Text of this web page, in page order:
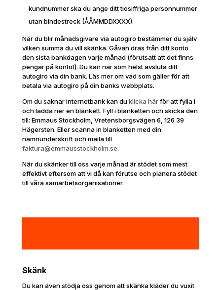
kundnummer ska du ange ditt tiosiffriga personnummer
utan bindestreck (ÅÅMMDDXXXX).
När du blir månadsgivare via autogiro bestämmer du själv
vilken summa du vill skänka. Gåvan dras från ditt konto
den sista bankdagen varje månad (förutsatt att det finns
pengar på kontot). Du kan när som helst avsluta ditt
autogiro via din bank. Läs mer om vad som gäller för att
betala via autogiro på din banks webbplats.
Om du saknar internetbank kan duklicka härför att fylla i
och ladda ner en blankett. Fyll i blanketten och skicka den
till: Emmaus Stockholm, Vretensborgsvägen 6, 126 39
Hägersten. Eller scanna in blanketten med din
namnunderskrift och maila till
faktura@emmausstockholm.se.
När du skänker till oss varje månad är stödet som mest
effektivt eftersom att vi då kan förutse och planera stödet
till våra samarbetsorganisationer.
Skänk
Du kan även stödja oss genom att skänka kläder du vuxit